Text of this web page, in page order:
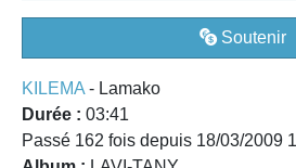
Soutenir
KILEMA - Lamako
Durée : 03:41
Passé 162 fois depuis 18/03/2009